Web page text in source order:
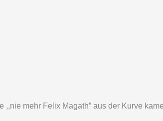
mehr Felix Magath” aus der Kurve